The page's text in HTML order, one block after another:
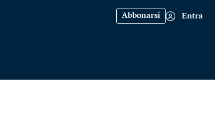
Abbonarsi Entra